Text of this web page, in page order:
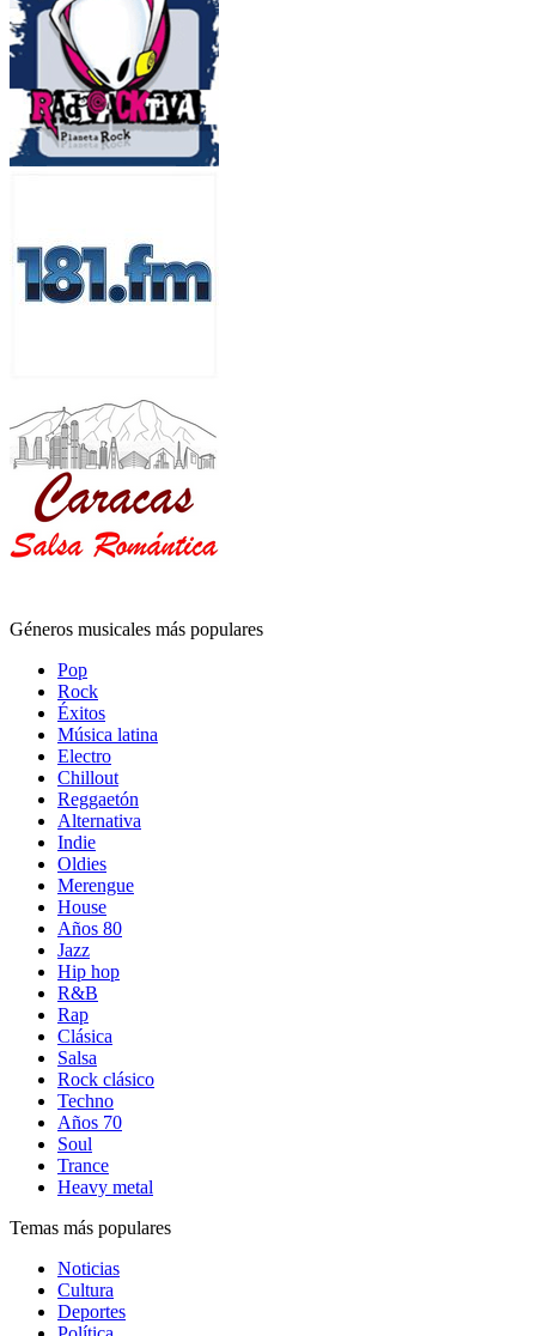
Géneros musicales más populares
Pop
Rock
Éxitos
Música latina
Electro
Chillout
Reggaetón
Alternativa
Indie
Oldies
Merengue
House
Años 80
Jazz
Hip hop
R&B
Rap
Clásica
Salsa
Rock clásico
Techno
Años 70
Soul
Trance
Heavy metal
Temas más populares
Noticias
Cultura
Deportes